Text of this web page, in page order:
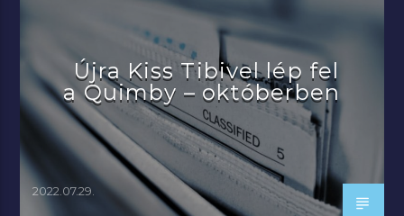
Újra Kiss Tibivel lép fel
a Quimby – októberben
2022.07.29.